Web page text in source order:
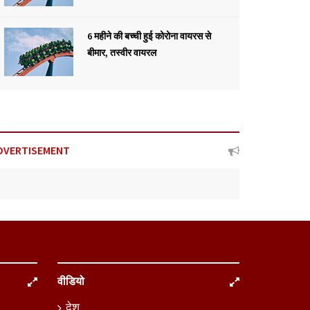
6 महीने की बच्ची हुई कोरोना वायरस से
बीमार, तस्वीर वायरल
वीडियो